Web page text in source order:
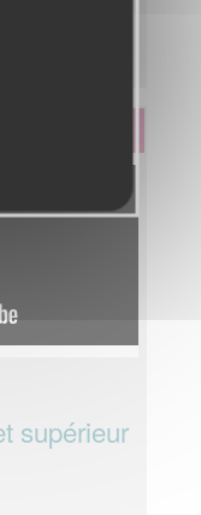
par semaine
& Formation
supérieur